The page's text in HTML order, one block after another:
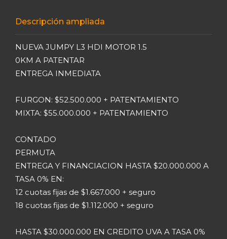
Descripción ampliada
NUEVA JUMPY L3 HDI MOTOR 1.5
0KM A PATENTAR
ENTREGA INMEDIATA
FURGON: $52.500.000 + PATENTAMIENTO
MIXTA: $55.000.000 + PATENTAMIENTO
CONTADO
PERMUTA
ENTREGA Y FINANCIACION HASTA $20.000.000 A
TASA 0% EN:
12 cuotas fijas de $1.667.000 + seguro
18 cuotas fijas de $1.112.000 + seguro
HASTA $30.000.000 EN CREDITO UVA A TASA 0%